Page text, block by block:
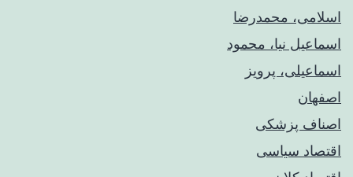
اسلامی، محمدرضا
اسماعیل نیا، محمود
اسماعیلی، پرویز
اصفهان
اصناف پزشکی
اقتصاد سیاسی